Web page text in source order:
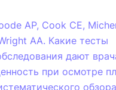
AP, Cook CE,
AA. Какие тесты
дают
при осмотре